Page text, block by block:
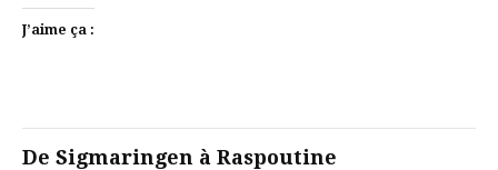
J’aime ça :
De Sigmaringen à Raspoutine